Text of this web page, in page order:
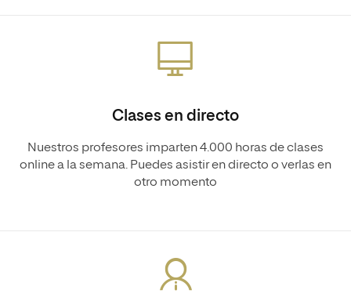
Clases en directo
Nuestros profesores imparten 4.000 horas de clases
online a la semana. Puedes asistir en directo o verlas en
otro momento